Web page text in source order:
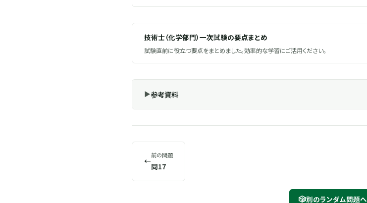
技術士（化学部門）一次試験の要点まとめ
試験直前に役立つ要点をまとめました。効率的な学習にご活用ください。
参考資料
←
前の問題
問17
🎲別のランダム問題へ